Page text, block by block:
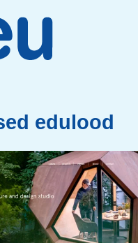
edulood